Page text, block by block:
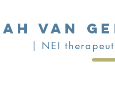
van
| NEI